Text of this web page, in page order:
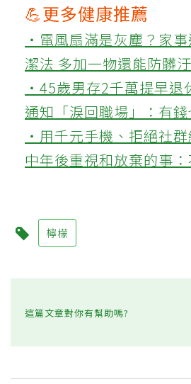
💪更多健康推薦
‧電風扇滿是灰塵？家
潔法 多加一物還能防髒
‧45歲男存2千萬提早退
通知「淚回職場」：有
‧用千元手機、拒絕社
中年後重視和放棄的事
檸檬
這篇文章對你有幫助嗎?